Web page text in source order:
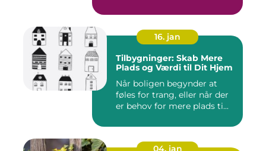
16. jan
Tilbygninger: Skab Mere
Plads og Værdi til Dit Hjem
Når boligen begynder at
føles for trang, eller når der
er behov for mere plads ti...
04. jan